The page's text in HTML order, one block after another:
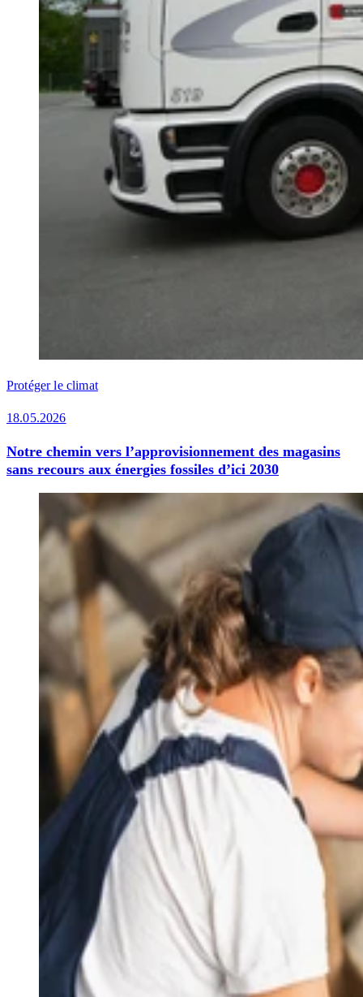
Protéger le climat
18.05.2026
Notre chemin vers l’approvisionnement des magasins
sans recours aux énergies fossiles d’ici 2030